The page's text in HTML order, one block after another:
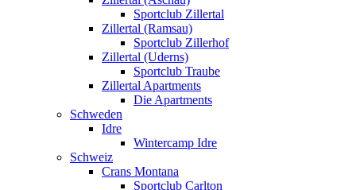
Sportclub Zillertal
Zillertal (Ramsau)
Sportclub Zillerhof
Zillertal (Uderns)
Sportclub Traube
Zillertal Apartments
Die Apartments
Schweden
Idre
Wintercamp Idre
Schweiz
Crans Montana
Sportclub Carlton